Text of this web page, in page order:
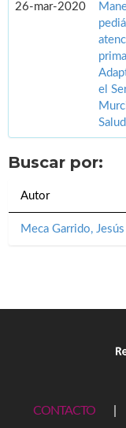
26-mar-2020
el
Salud
Buscar por:
Autor
Meca Garrido,
CONTACTO